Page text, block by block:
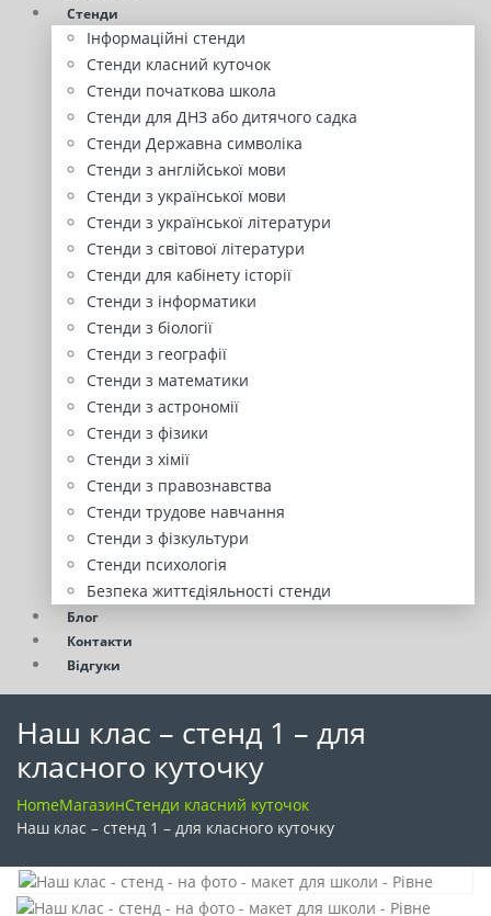
Стенди
Інформаційні стенди
Стенди класний куточок
Стенди початкова школа
Стенди для ДНЗ або дитячого садка
Стенди Державна символіка
Стенди з англійської мови
Стенди з української мови
Стенди з української літератури
Стенди з світової літератури
Стенди для кабінету історії
Стенди з інформатики
Стенди з біології
Стенди з географії
Стенди з математики
Стенди з астрономії
Стенди з фізики
Стенди з хімії
Стенди з правознавства
Стенди трудове навчання
Стенди з фізкультури
Стенди психологія
Безпека життєдіяльності стенди
Блог
Контакти
Відгуки
Наш клас – стенд 1 – для
класного куточку
HomeМагазинСтенди класний куточок
Наш клас – стенд 1 – для класного куточку